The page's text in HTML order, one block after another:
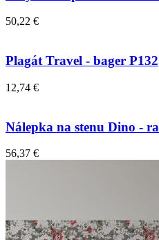
50,22 €
Plagát Travel - bager P132
12,74 €
Nálepka na stenu Dino -
56,37 €